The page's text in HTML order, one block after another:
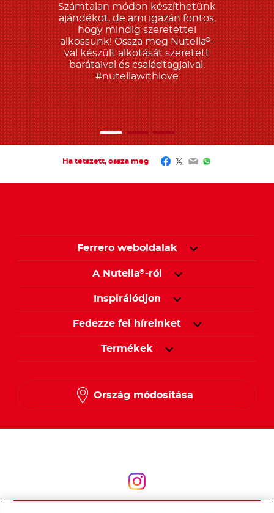
Ha tetszett, ossza meg Facebook
Twitter
EmailWhatsApp
Ferrero weboldalak
Ország módosítása
Kövessen minket